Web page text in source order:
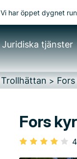
Vi har öppet dygnet
Juridiska tjänster
Trollhättan >
Fors